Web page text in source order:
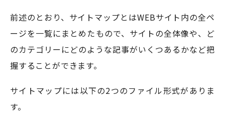
前述のとおり、サイトマップとはWEBサイト内の全ペ
ージを一覧にまとめたもので、サイトの全体像や、ど
のカテゴリーにどのような記事がいくつあるかなど把
握することができます。
サイトマップには以下の2つのファイル形式がありま
す。